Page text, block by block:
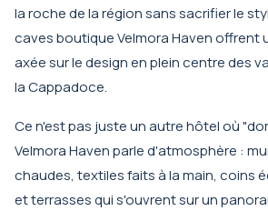
la roche de la région sans sacrifier le
caves boutique Velmora Havenoffrent
axée sur le design en plein centre des
la Cappadoce.
Ce n'est pas juste un autre hôtel où
Velmora Haven parle d'atmosphère :
chaudes, textiles faits à la main, coins
et terrasses qui s'ouvrent sur un